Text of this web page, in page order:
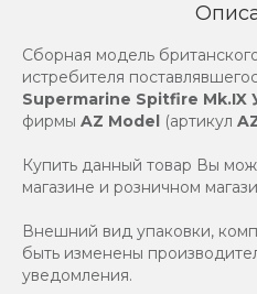
Сборная модель
истребителя
Supermarine Spitfire Mk.IX
фирмы AZ Model (артикул
Купить данный товар Вы
магазине и розничном
Внешний вид упаковки,
быть изменены
уведомления.